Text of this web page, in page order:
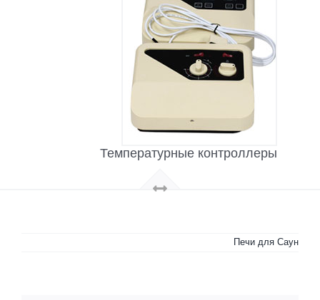
Температурные контроллеры
Печи для Саун